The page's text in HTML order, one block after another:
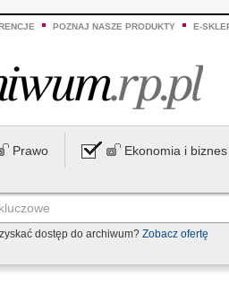
POZNAJ NASZE PRODUKTY E-
Prawo Ekonomia i biznes
dostęp do archiwum? Zobacz ofertę